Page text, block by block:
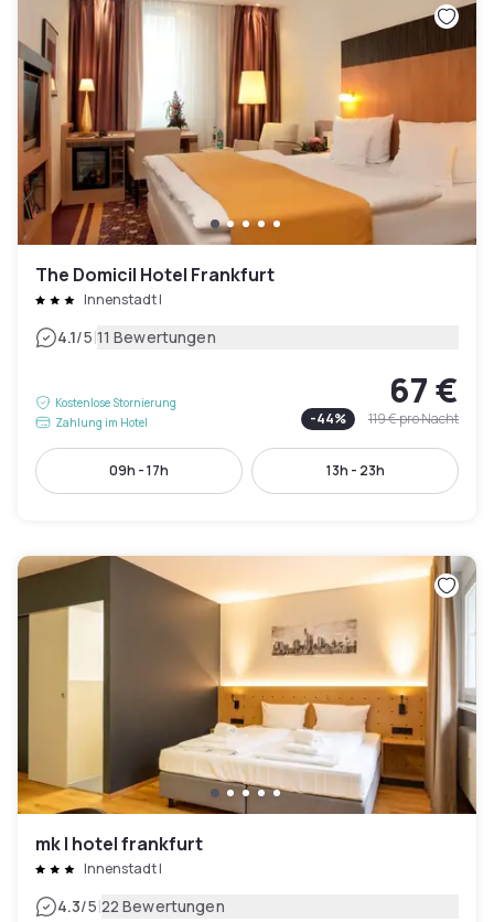
The Domicil Hotel Frankfurt
Innenstadt I
4.1/5|11 Bewertungen
Kostenlose Stornierung
Zahlung im Hotel
67 €
-44% 119 €pro Nacht
09h - 17h 13h - 23h
mk | hotel frankfurt
Innenstadt I
4.3/5|22 Bewertungen